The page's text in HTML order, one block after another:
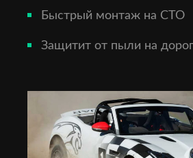
Быстрый монтаж на СТО
Защитит от пыли на